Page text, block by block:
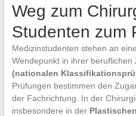
Weg zum
Studenten zum
Medizinstudenten stehen an
Wendepunkt in ihrer
(nationalen
Prüfungen bestimmen den
der Fachrichtung. In der
insbesondere in der